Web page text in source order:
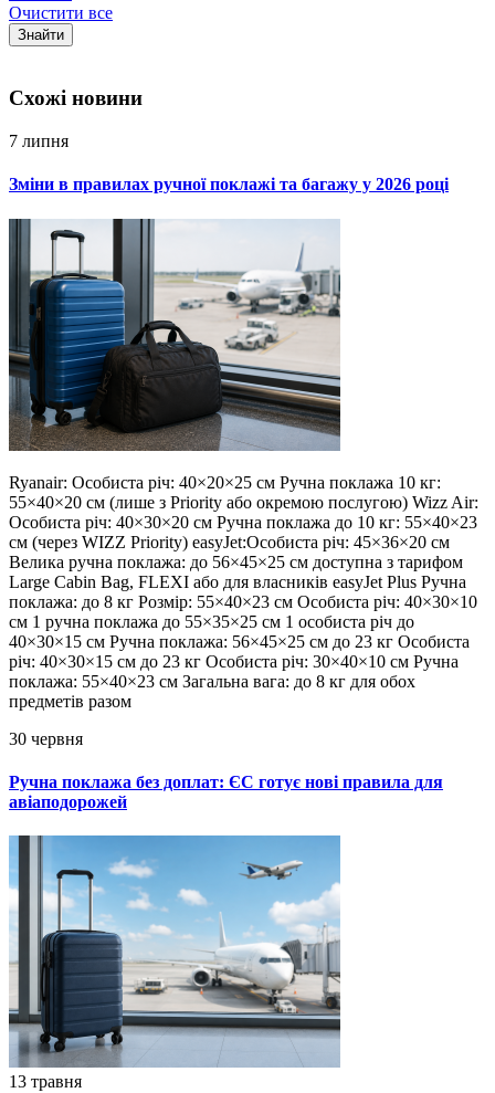
Очистити все
Знайти
Схожi новини
7 липня
Зміни в правилах ручної поклажі та багажу у 2026 році
Ryanair: Особиста річ: 40×20×25 см Ручна поклажа 10 кг:
55×40×20 см (лише з Priority або окремою послугою) Wizz Air:
Особиста річ: 40×30×20 см Ручна поклажа до 10 кг: 55×40×23
см (через WIZZ Priority) easyJet:Особиста річ: 45×36×20 см
Велика ручна поклажа: до 56×45×25 см доступна з тарифом
Large Cabin Bag, FLEXI або для власників easyJet Plus Ручна
поклажа: до 8 кг Розмір: 55×40×23 см Особиста річ: 40×30×10
см 1 ручна поклажа до 55×35×25 см 1 особиста річ до
40×30×15 см Ручна поклажа: 56×45×25 см до 23 кг Особиста
річ: 40×30×15 см до 23 кг Особиста річ: 30×40×10 см Ручна
поклажа: 55×40×23 см Загальна вага: до 8 кг для обох
предметів разом
30 червня
Ручна поклажа без доплат: ЄС готує нові правила для
авіаподорожей
13 травня